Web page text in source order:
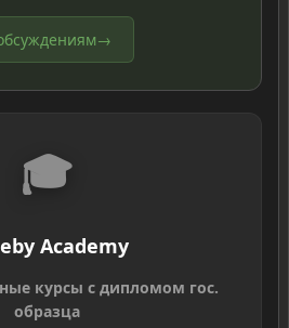
→
🎓
Academy
курсы с дипломом гос.
образца